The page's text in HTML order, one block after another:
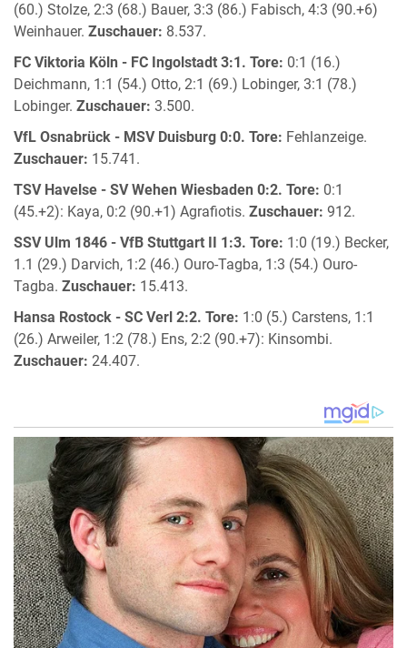
(60.) Stolze, 2:3 (68.) Bauer, 3:3 (86.) Fabisch, 4:3 (90.+6)
Weinhauer. Zuschauer: 8.537.
FC Viktoria Köln - FC Ingolstadt 3:1. Tore: 0:1 (16.)
Deichmann, 1:1 (54.) Otto, 2:1 (69.) Lobinger, 3:1 (78.)
Lobinger. Zuschauer: 3.500.
VfL Osnabrück - MSV Duisburg 0:0. Tore: Fehlanzeige.
Zuschauer: 15.741.
TSV Havelse - SV Wehen Wiesbaden 0:2. Tore: 0:1
(45.+2): Kaya, 0:2 (90.+1) Agrafiotis. Zuschauer: 912.
SSV Ulm 1846 - VfB Stuttgart II 1:3. Tore: 1:0 (19.) Becker,
1.1 (29.) Darvich, 1:2 (46.) Ouro-Tagba, 1:3 (54.) Ouro-
Tagba. Zuschauer: 15.413.
Hansa Rostock - SC Verl 2:2. Tore: 1:0 (5.) Carstens, 1:1
(26.) Arweiler, 1:2 (78.) Ens, 2:2 (90.+7): Kinsombi.
Zuschauer: 24.407.